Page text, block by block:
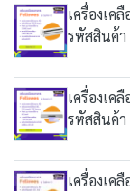
เครื่องเค
รหัสสินค้า
เครื่องเค
รหัสสินค้า
เครื่องเค